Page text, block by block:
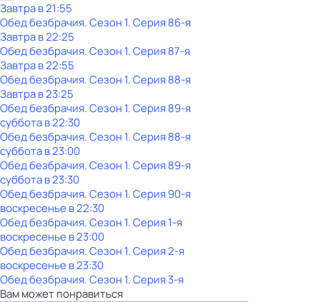
Завтра в 21:55
Обед безбрачия. Сезон 1. Серия 86-я
Завтра в 22:25
Обед безбрачия. Сезон 1. Серия 87-я
Завтра в 22:55
Обед безбрачия. Сезон 1. Серия 88-я
Завтра в 23:25
Обед безбрачия. Сезон 1. Серия 89-я
субботав22:30
Обед безбрачия. Сезон 1. Серия 88-я
субботав23:00
Обед безбрачия. Сезон 1. Серия 89-я
субботав23:30
Обед безбрачия. Сезон 1. Серия 90-я
воскресенье в22:30
Обед безбрачия. Сезон 1. Серия 1-я
воскресенье в23:00
Обед безбрачия. Сезон 1. Серия 2-я
воскресенье в23:30
Обед безбрачия. Сезон 1. Серия 3-я
Вам может понравиться